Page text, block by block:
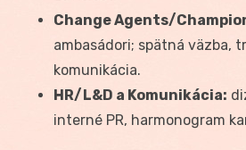
Change Agents/
ambasádori; spätná väzba,
komunikácia.
HR/L&D a Komunikácia:
interné PR, harmonogram